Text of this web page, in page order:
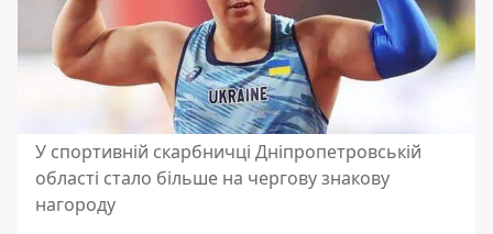
У спортивній скарбничці Дніпропетровській
області стало більше на чергову знакову
нагороду